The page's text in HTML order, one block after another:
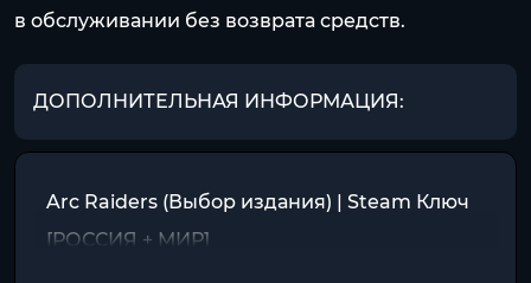
в обслуживании без возврата средств.
ДОПОЛНИТЕЛЬНАЯ ИНФОРМАЦИЯ:
Arc Raiders (Выбор издания) | Steam Ключ
[РОССИЯ + МИР]